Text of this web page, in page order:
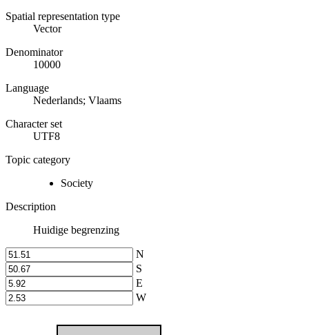
Spatial representation type
Vector
Denominator
10000
Language
Nederlands; Vlaams
Character set
UTF8
Topic category
Society
Description
Huidige begrenzing
N
S
E
W